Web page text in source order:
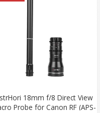
18mm f/8 Direct View
Probe för Canon RF (APS-